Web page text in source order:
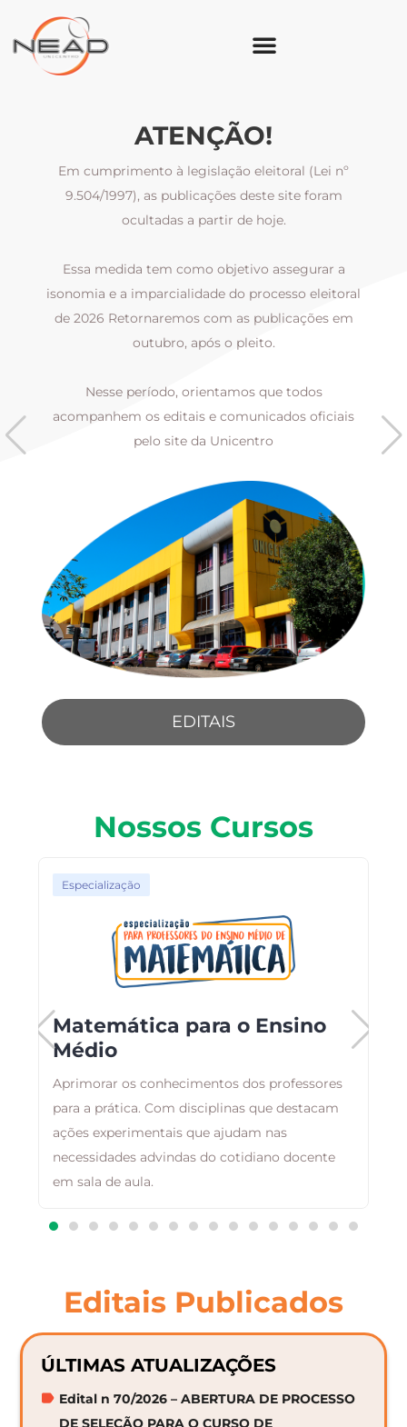
ATENÇÃO!
Em cumprimento à legislação eleitoral (Lei nº
9.504/1997), as publicações deste site foram
ocultadas a partir de hoje.
Essa medida tem como objetivo assegurar a
isonomia e a imparcialidade do processo eleitoral
de 2026 Retornaremos com as publicações em
outubro, após o pleito.
Nesse período, orientamos que todos
acompanhem os editais e comunicados oficiais
pelo site da Unicentro
EDITAIS
Nossos Cursos
Especialização
Matemática para o Ensino
Médio
Aprimorar os conhecimentos dos professores
para a prática. Com disciplinas que destacam
ações experimentais que ajudam nas
necessidades advindas do cotidiano docente
em sala de aula.
Editais Publicados
ÚLTIMAS ATUALIZAÇÕES
Edital n 70/2026 – ABERTURA DE PROCESSO
DE SELEÇÃO PARA O CURSO DE